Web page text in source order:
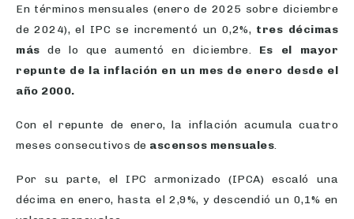
de 2024), el IPC se incrementó un 0,2%,tres décimas
másde lo que aumentó en diciembre.Es el mayor
repunte de la inflación en un mes de enero desde el
año 2000.
meses consecutivos deascensos mensuales.
décima en enero, hasta el 2,9%, y descendió un 0,1% en
valores mensuales.